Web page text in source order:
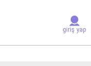
giriş yap